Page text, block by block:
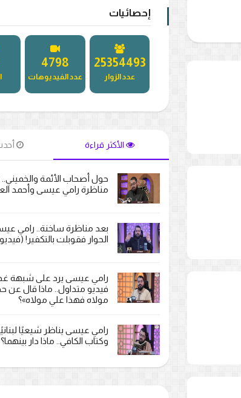
إحصائيات
27321652
عدد الزوار
5181
عدد الفيديوهات
الأكثر قراءة
حول أصحاب الأئمة والخميني..
مناظرة رامي عيسى وأحمد
بعد مناظرة ساخنة.. رامي
الحوار فقوبلت بالتكفير!
رامي عيسى يرد على شبهة
فيديو متداول.. ماذا قال
مولاه فهذا علي مولاه»؟
رامي عيسى يناظر شيعيًا
وكتاب الكافي.. ماذا دار